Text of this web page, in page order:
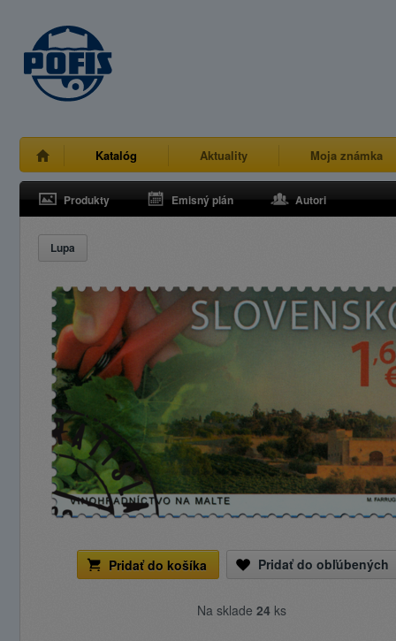
Katalóg Aktuality Moja známka
Produkty Emisný plán Autori
Lupa
Pridať do košíka Pridať do obľúbených
Na sklade 24ks